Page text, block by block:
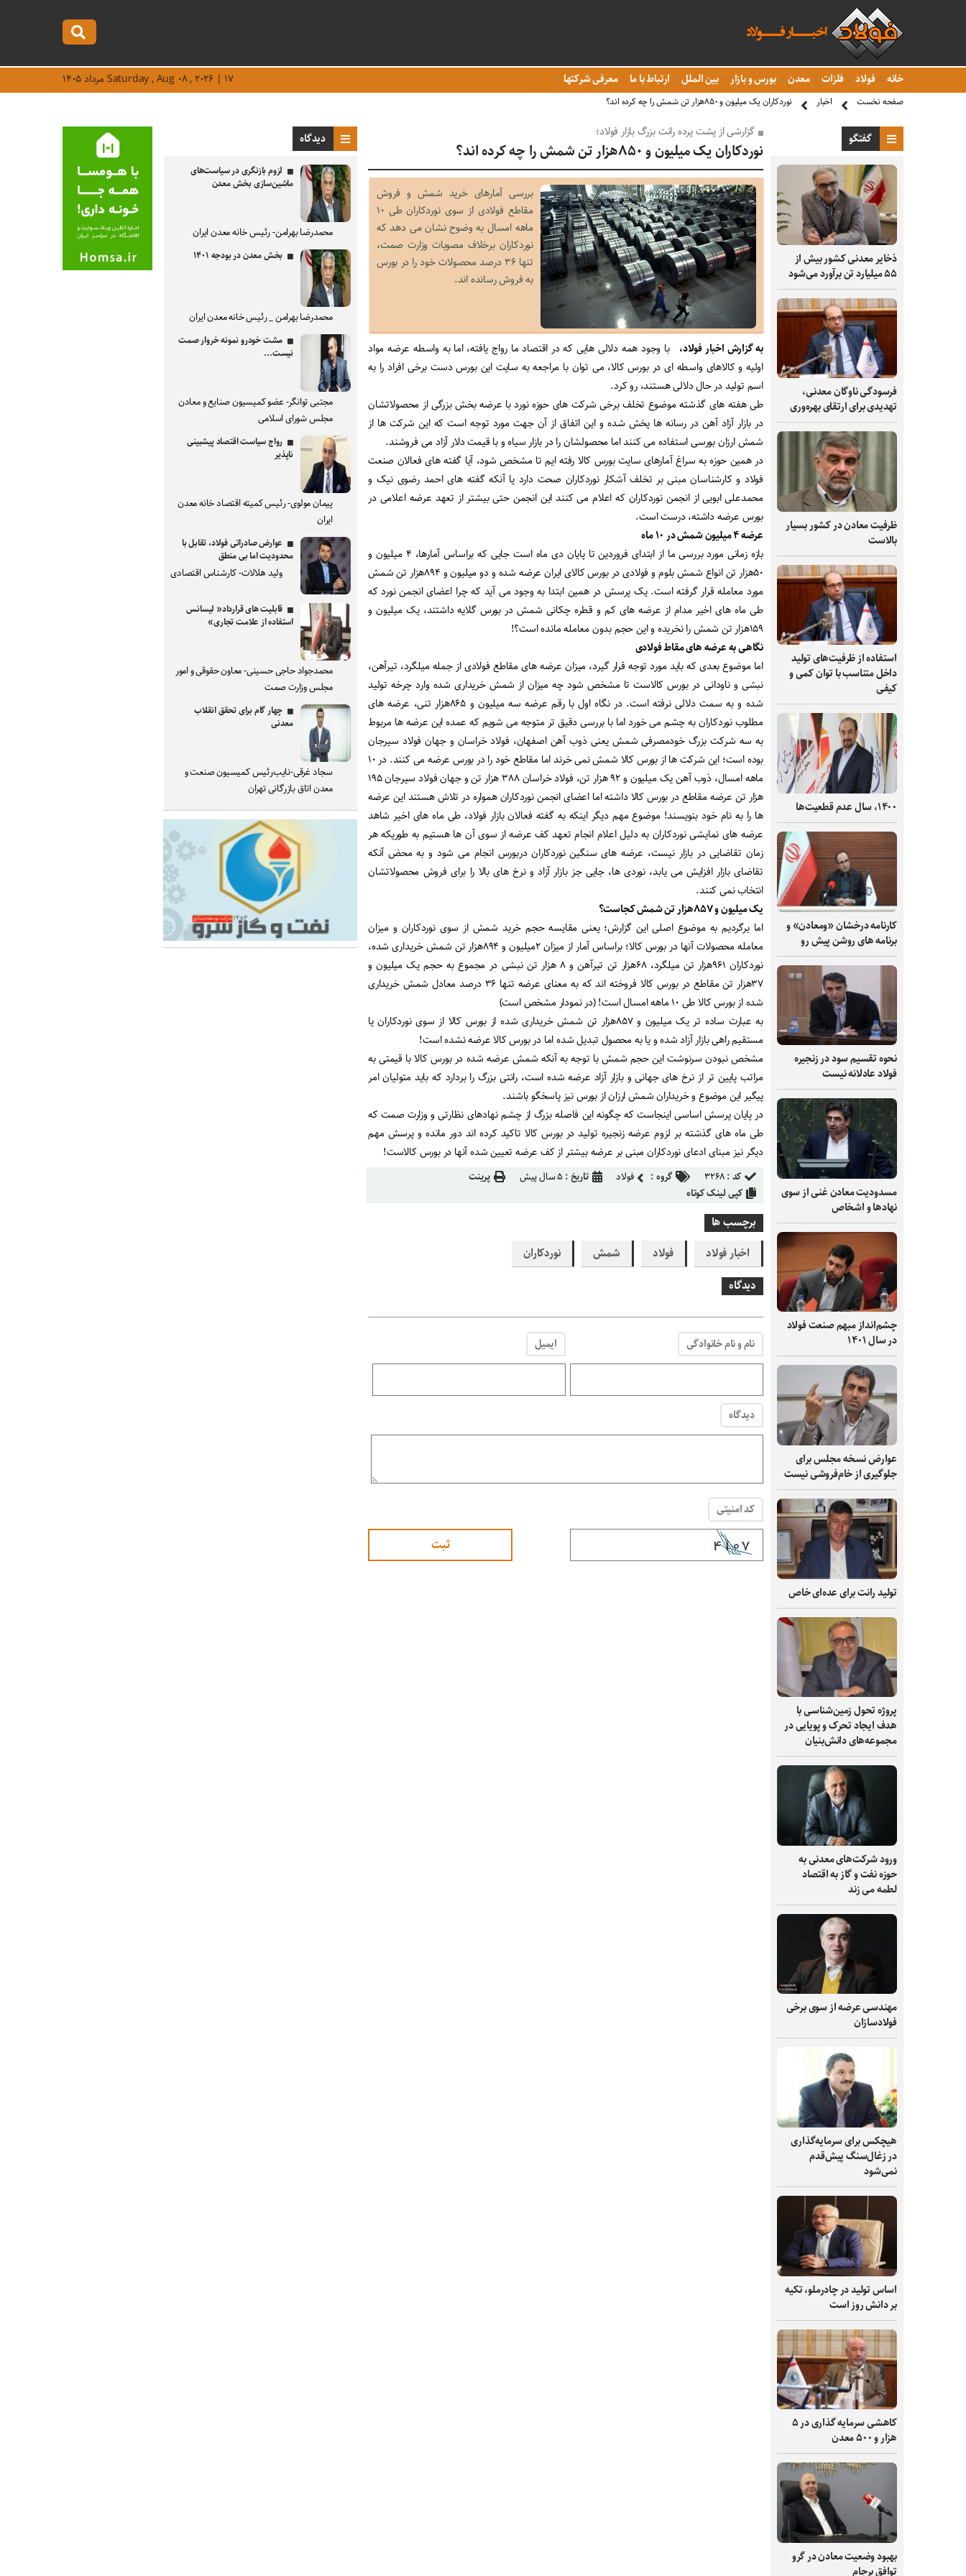
خانه فولاد فلزات معدن بورس و بازار بین الملل ارتباط با ما معرفی شرکتها Saturday , Aug ۰۸ , ۲۰۲۶ | ۱۷ مرداد ۱۴۰۵
صفحه نخست اخبار نوردکاران یک میلیون و ۸۵۰هزار تن شمش را چه کرده اند؟
گفتگو
ذخایر معدنی کشور بیش از
۵۵ میلیارد تن برآورد می‌شود
فرسودگی ناوگان معدنی،
تهدیدی برای ارتقای بهره‌وری
ظرفیت‌ معادن در کشور بسیار
بالاست
استفاده از ظرفیت‌های تولید
داخل متناسب با توان کمی و
کیفی
۱۴۰۰، سال عدم قطعیت‌ها
کارنامه درخشان «ومعادن» و
برنامه های روشن پیش رو
نحوه تقسیم سود در زنجیره
فولاد عادلانه نیست
مسدودیت معادن غنی از سوی
نهادها و اشخاص
چشم‌انداز مبهم صنعت فولاد
در سال ۱۴۰۱
عوارض نسخه مجلس برای
جلوگیری از خام‌فروشی نیست
تولید رانت برای عده‌ای خاص
پروژه تحول زمین‌شناسی با
هدف ایجاد تحرک و پویایی در
مجموعه‌های دانش‌بنیان
ورود شرکت‌های معدنی به
حوزه نفت و گاز به اقتصاد
لطمه می زند
مهندسی عرضه از سوی برخی
فولادسازان
هیچکس برای سرمایه‌گذاری
در زغال‌سنگ پیش‌قدم
نمی‌شود
اساس تولید در چادرملو، تکیه
بر دانش‌ روز است
کاهشی سرمایه گذاری در ۵
هزار و ۵۰۰ معدن
بهبود وضعیت معادن در گرو
توافق برجام
گزارشی از پشت پرده رانت بزرگ بازار فولاد؛
نوردکاران یک میلیون و ۸۵۰هزار تن شمش را چه کرده اند؟
بررسی آمارهای خرید شمش و فروش
مقاطع فولادی از سوی نوردکاران طی ۱۰
ماهه امسال به وضوح نشان می دهد که
نوردکاران برخلاف مصوبات وزارت صمت،
تنها ۳۶ درصد محصولات خود را در بورس
به فروش رسانده اند.
به گزارش اخبار فولاد، با وجود همه دلالی هایی که در اقتصاد ما رواج یافته، اما به واسطه عرضه مواد
اولیه و کالاهای واسطه ای در بورس کالا، می توان با مراجعه به سایت این بورس دست برخی افراد را به
اسم تولید در حال دلالی هستند، رو کرد.
طی هفته های گذشته موضوع تخلف برخی شرکت های حوزه نورد با عرضه بخش بزرگی از محصولاتشان
در بازار آزاد آهن در رسانه ها پخش شده و این اتفاق از آن جهت مورد توجه است که این شرکت ها از
شمش ارزان بورسی استفاده می کنند اما محصولشان را در بازار سیاه و با قیمت دلار آزاد می فروشند.
در همین حوزه به سراغ آمارهای سایت بورس کالا رفته ایم تا مشخص شود، آیا گفته های فعالان صنعت
فولاد و کارشناسان مبنی بر تخلف آشکار نوردکاران صحت دارد یا آنکه گفته های احمد رضوی نیک و
محمدعلی ابویی از انجمن نوردکاران که اعلام می کنند این انجمن حتی بیشتر از تعهد عرضه اعلامی در
بورس عرضه داشته، درست است.
عرضه ۴ میلیون شمش در ۱۰ ماه
بازه زمانی مورد بررسی ما از ابتدای فروردین تا پایان دی ماه است جایی که براساس آمارها، ۴ میلیون و
۵۰هزار تن انواع شمش بلوم و فولادی در بورس کالای ایران عرضه شده و دو میلیون و ۸۹۴هزار تن شمش
مورد معامله قرار گرفته است. یک پرسش در همین ابتدا به وجود می آید که چرا اعضای انجمن نورد که
طی ماه های اخیر مدام از عرضه های کم و قطره چکانی شمش در بورس گلایه داشتند، یک میلیون و
۱۵۹هزار تن شمش را نخریده و این حجم بدون معامله مانده است؟!
نگاهی به عرضه های مقاط فولادی
اما موضوع بعدی که باید مورد توجه قرار گیرد، میزان عرضه های مقاطع فولادی از جمله میلگرد، تیرآهن،
نبشی و ناودانی در بورس کالاست تا مشخص شود چه میزان از شمش خریداری شده وارد چرخه تولید
شده و به سمت دلالی نرفته است. در نگاه اول با رقم عرضه سه میلیون و ۸۶۵هزار تنی، عرضه های
مطلوب نوردکاران به چشم می خورد اما با بررسی دقیق تر متوجه می شویم که عمده این عرضه ها مربوط
به سه شرکت بزرگ خودمصرفی شمش یعنی ذوب آهن اصفهان، فولاد خراسان و جهان فولاد سیرجان
بوده است؛ این شرکت ها از بورس کالا شمش نمی خرند اما مقاطع خود را در بورس عرضه می کنند. در ۱۰
ماهه امسال، ذوب آهن یک میلیون و ۹۲ هزار تن، فولاد خراسان ۳۸۸ هزار تن و جهان فولاد سیرجان ۱۹۵
هزار تن عرضه مقاطع در بورس کالا داشته اما اعضای انجمن نوردکاران همواره در تلاش هستند این عرضه
ها را به نام خود بنویسند! موضوع مهم دیگر اینکه به گفته فعالان بازار فولاد، طی ماه های اخیر شاهد
عرضه های نمایشی نوردکاران به دلیل اعلام انجام تعهد کف عرضه از سوی آن ها هستیم به طوریکه هر
زمان تقاضایی در بازار نیست، عرضه های سنگین نوردکاران دربورس انجام می شود و به محض آنکه
تقاضای بازار افزایش می یابد، نوردی ها، جایی جز بازار آزاد و نرخ های بالا را برای فروش محصولاتشان
انتخاب نمی کنند.
یک میلیون و ۸۵۷هزار تن شمش کجاست؟
اما برگردیم به موضوع اصلی این گزارش؛ یعنی مقایسه حجم خرید شمش از سوی نوردکاران و میزان
معامله محصولات آنها در بورس کالا؛ براساس آمار از میزان ۲میلیون و ۸۹۴هزار تن شمش خریداری شده،
نوردکاران ۹۶۱هزار تن میلگرد، ۶۸هزار تن تیرآهن و ۸ هزار تن نبشی در مجموع به حجم یک میلیون و
۳۷هزار تن مقاطع در بورس کالا فروخته اند که به معنای عرضه تنها ۳۶ درصد معادل شمش خریداری
شده از بورس کالا طی ۱۰ ماهه امسال است! (در نمودار مشخص است)
به عبارت ساده تر یک میلیون و ۸۵۷هزار تن شمش خریداری شده از بورس کالا از سوی نوردکاران یا
مستقیم راهی بازار آزاد شده و یا به محصول تبدیل شده اما در بورس کالا عرضه نشده است!
مشخص نبودن سرنوشت این حجم شمش با توجه به آنکه شمش عرضه شده در بورس کالا با قیمتی به
مراتب پایین تر از نرخ های جهانی و بازار آزاد عرضه شده است، رانتی بزرگ را بردارد که باید متولیان امر
پیگیر این موضوع و خریداران شمش ارزان از بورس نیز پاسخگو باشند.
در پایان پرسش اساسی اینجاست که چگونه این فاصله بزرگ از چشم نهادهای نظارتی و وزارت صمت که
طی ماه های گذشته بر لزوم عرضه زنجیره تولید در بورس کالا تاکید کرده اند دور مانده و پرسش مهم
دیگر نیز مبنای ادعای نوردکاران مبنی بر عرضه بیشتر از کف عرضه تعیین شده آنها در بورس کالاست!
کد :۳۲۶۸ گروه : فولاد تاریخ : ۵ سال پیش
پرینت
کپی لینک کوتاه
برچسب ها
اخبار فولاد
فولاد شمش
نوردکاران
دیدگاه
نام و نام خانوادگی ایمیل
دیدگاه
کد امنیتی
دیدگاه
لزوم بازنگری در سیاست‌های
ماشین‌سازی بخش معدن
محمدرضا بهرامن- رئیس خانه معدن ایران
بخش معدن در بودجه ۱۴۰۱
محمدرضا بهرامن _ رئیس خانه معدن ایران
مشت خودرو نمونه خروار صمت
نیست...
مجتبی توانگر- عضو کمیسیون صنایع و معادن
مجلس شورای اسلامی
رواج سیاست اقتصاد پیشبینی
ناپذیر
پیمان مولوی- رئیس کمیته اقتصاد خانه معدن
ایران
عوارض صادراتی فولاد، تقابل با
محدودیت اما بی منطق
ولید هلالات- کارشناس اقتصادی
قابلیت های قرارداد« لیسانس
استفاده از علامت تجاری»
محمدجواد حاجی حسینی- معاون حقوقی و امور
مجلس وزارت صمت
چهار گام برای تحقق انقلاب
معدنی
سجاد غرقی-نایب‌رئیس کمیسیون صنعت و
معدن اتاق بازرگانی تهران